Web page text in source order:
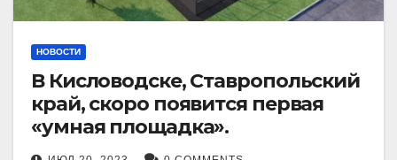
НОВОСТИ
В Кисловодске, Ставропольский
край, скоро появится первая
«умная площадка».